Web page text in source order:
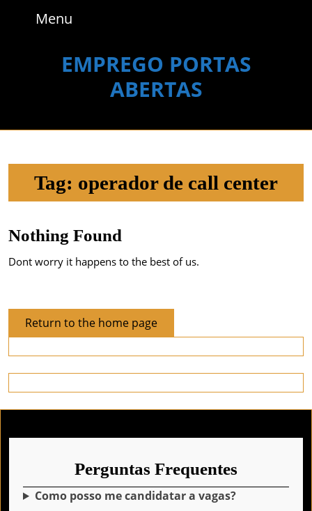
Menu
EMPREGO PORTAS
ABERTAS
Tag: operador de call center
Nothing Found
Dont worry it happens to the best of us.
Return to the home pageReturn
to
the
home
page
Perguntas Frequentes
Como posso me candidatar a vagas?